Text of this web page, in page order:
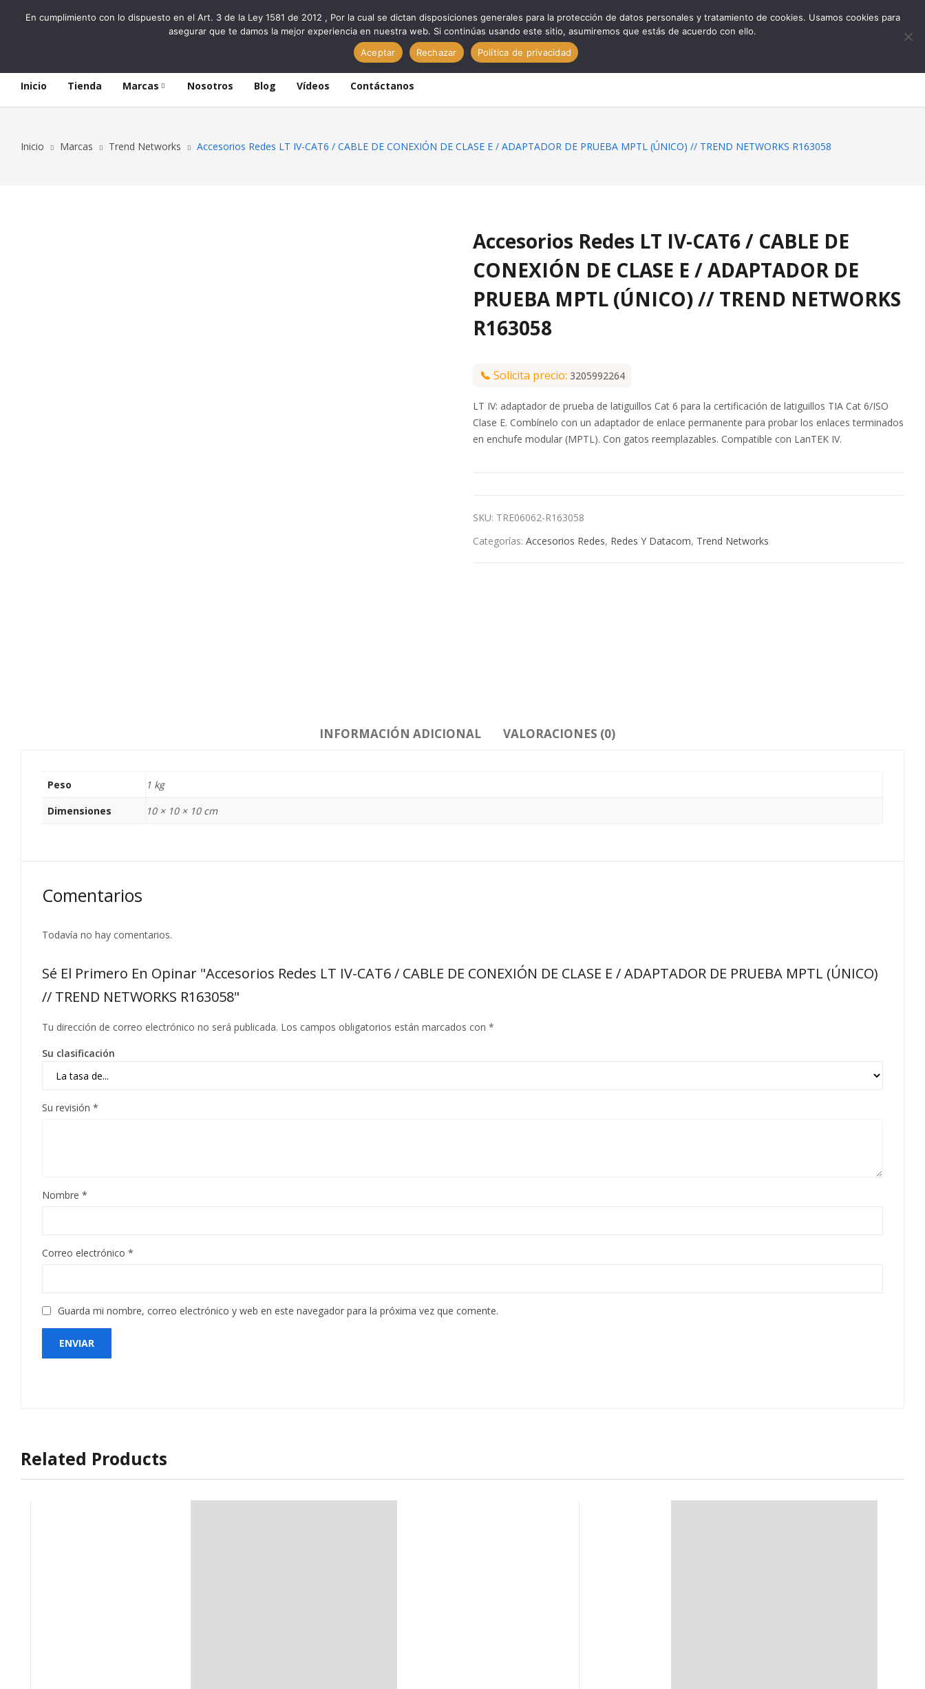
0
Inicio Tienda Marcas Nosotros Blog Vídeos Contáctanos
Inicio Marcas Trend Networks Accesorios Redes LT IV-CAT6 / CABLE DE CONEXIÓN DE CLASE E / ADAPTADOR DE PRUEBA MPTL (ÚNICO) // TREND NETWORKS R163058
Accesorios Redes LT IV-CAT6 / CABLE DE
CONEXIÓN DE CLASE E / ADAPTADOR DE
PRUEBA MPTL (ÚNICO) // TREND NETWORKS
R163058
📞 Solicita precio: 3205992264
LT IV: adaptador de prueba de latiguillos Cat 6 para la certificación de latiguillos TIA Cat 6/ISO
Clase E. Combínelo con un adaptador de enlace permanente para probar los enlaces terminados
en enchufe modular (MPTL). Con gatos reemplazables. Compatible con LanTEK IV.
SKU: TRE06062-R163058
Categorías: Accesorios Redes, Redes Y Datacom, Trend Networks
INFORMACIÓN ADICIONAL VALORACIONES (0)
Peso
1 kg
Dimensiones
10 × 10 × 10 cm
Comentarios
Todavía no hay comentarios.
Sé El Primero En Opinar "Accesorios Redes LT IV-CAT6 / CABLE DE CONEXIÓN DE CLASE E / ADAPTADOR DE PRUEBA MPTL (ÚNICO)
// TREND NETWORKS R163058"
Tu dirección de correo electrónico no será publicada. Los campos obligatorios están marcados con *
Su clasificación
Su revisión *
Nombre *
Correo electrónico *
Guarda mi nombre, correo electrónico y web en este navegador para la próxima vez que comente.
Related Products
En cumplimiento con lo dispuesto en el Art. 3 de la Ley 1581 de 2012 , Por la cual se dictan disposiciones generales para la protección de datos personales y tratamiento de cookies. Usamos cookies para
asegurar que te damos la mejor experiencia en nuestra web. Si continúas usando este sitio, asumiremos que estás de acuerdo con ello.
Aceptar
Rechazar Política de privacidad